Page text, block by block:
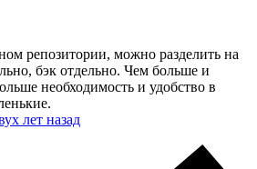
репозитории, можно разделить на
бэк отдельно. Чем больше и
необходимость и удобство в
лет назад